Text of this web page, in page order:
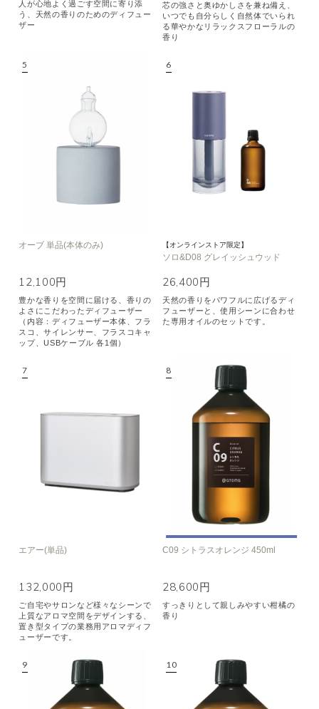
人が心地よく過ごす空間に寄り添
う、天然の香りのためのディフュー
ザー
芯の強さと奥ゆかしさを兼ね備え、
いつでも自分らしく自然体でいられ
る華やかなリラックスフローラルの
香り
オーブ 単品(本体のみ)
12,100円
豊かな香りを空間に届ける、香りの
よさにこだわったディフューザー
（内容：ディフューザー本体、フラ
スコ、サイレンサー、フラスコキャ
ップ、USBケーブル 各1個）
【オンラインストア限定】
ソロ&D08 グレイッシュウッド
26,400円
天然の香りをパワフルに広げるディ
フューザーと、使用シーンに合わせ
た専用オイルのセットです。
エアー(単品)
132,000円
ご自宅やサロンなど様々なシーンで
上質なアロマ空間をデザインする、
置き型タイプの業務用アロマディフ
ューザーです。
C09 シトラスオレンジ 450ml
28,600円
すっきりとして親しみやすい柑橘の
香り